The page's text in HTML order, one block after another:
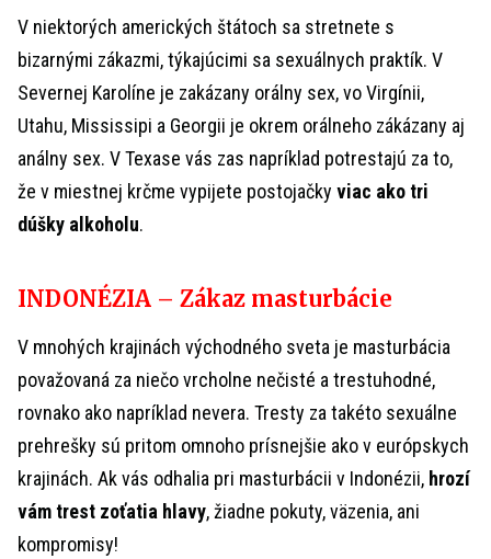
V niektorých amerických štátoch sa stretnete s
bizarnými zákazmi, týkajúcimi sa sexuálnych praktík. V
Severnej Karolíne je zakázany orálny sex, vo Virgínii,
Utahu, Mississipi a Georgii je okrem orálneho zákázany aj
análny sex. V Texase vás zas napríklad potrestajú za to,
že v miestnej krčme vypijete postojačky viac ako tri
dúšky alkoholu.
INDONÉZIA – Zákaz masturbácie
V mnohých krajinách východného sveta je masturbácia
považovaná za niečo vrcholne nečisté a trestuhodné,
rovnako ako napríklad nevera. Tresty za takéto sexuálne
prehrešky sú pritom omnoho prísnejšie ako v európskych
krajinách. Ak vás odhalia pri masturbácii v Indonézii, hrozí
vám trest zoťatia hlavy, žiadne pokuty, väzenia, ani
kompromisy!